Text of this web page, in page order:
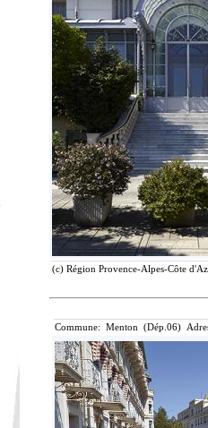
(c) Région Provence-Alpes-Côte
Commune: Menton (Dép.06)